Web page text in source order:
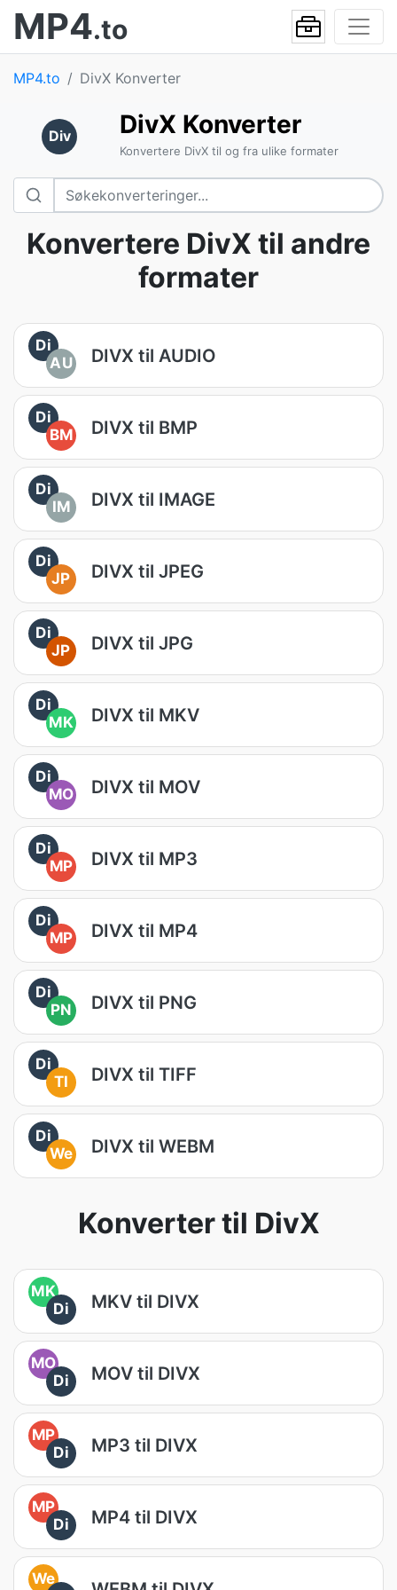
MP4.to
MP4.to DivX Konverter
Div DivX Konverter
Konvertere DivX til og fra ulike formater
Konvertere DivX til andre
formater
Di
AU
DIVX til AUDIO
Di
BM
DIVX til BMP
Di
IM
DIVX til IMAGE
Di
JP
DIVX til JPEG
Di
JP
DIVX til JPG
Di
MK
DIVX til MKV
Di
MO
DIVX til MOV
Di
MP
DIVX til MP3
Di
MP
DIVX til MP4
Di
PN
DIVX til PNG
Di
TI
DIVX til TIFF
Di
We
DIVX til WEBM
Konverter til DivX
MK
Di
MKV til DIVX
MO
Di
MOV til DIVX
MP
Di
MP3 til DIVX
MP
Di
MP4 til DIVX
We